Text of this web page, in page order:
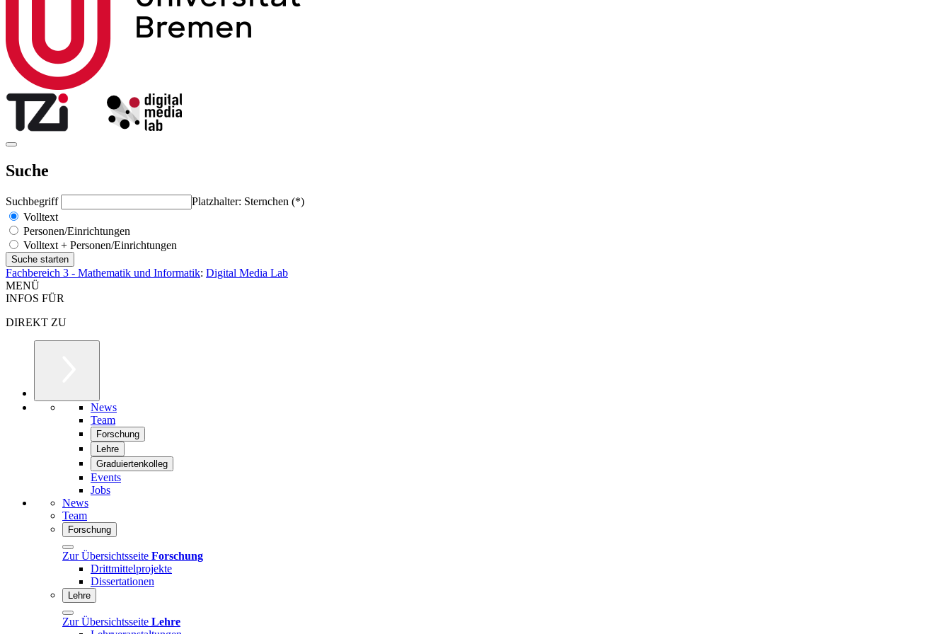
Suche
Suchbegriff
Platzhalter: Sternchen (*)
Volltext
Personen/Einrichtungen
Volltext + Personen/Einrichtungen
Fachbereich 3 - Mathematik und Informatik: Digital Media Lab
MENÜ
INFOS FÜR
DIREKT ZU
News
Team
Forschung
Lehre
Graduiertenkolleg
Events
Jobs
News
Team
Forschung
Zur Übersichtsseite Forschung
Drittmittelprojekte
Dissertationen
Lehre
Zur Übersichtsseite Lehre